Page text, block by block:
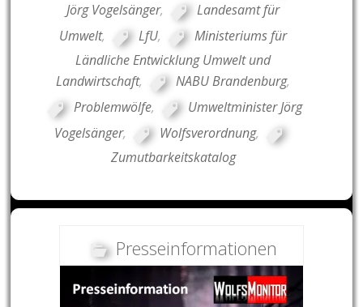
Jörg Vogelsänger,
Landesamt für
Umwelt, LfU,
Ministeriums für
Ländliche Entwicklung Umwelt und
Landwirtschaft, NABU Brandenburg,
Problemwölfe,
Umweltminister Jörg
Vogelsänger, Wolfsverordnung,
Zumutbarkeitskatalog
Presseinformationen